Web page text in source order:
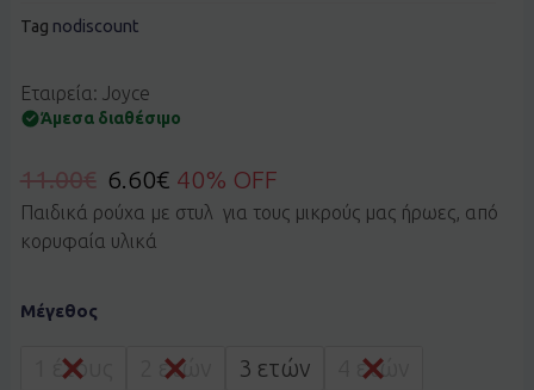
Tag nodiscount
Εταιρεία: Joyce
Άμεσα διαθέσιμο
11.00€ 6.60€ 40% OFF
Παιδικά ρούχα με στυλ για τους μικρούς μας ήρωες, από
κορυφαία υλικά
Μέγεθος
1 έτους 2 ετών 3 ετών
4 ετών
τύπου
2612402navy